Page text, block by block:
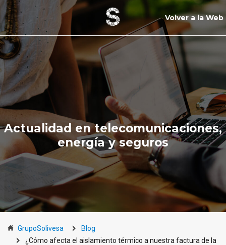
Volver a la Web
Actualidad en telecomunicaciones,
energía y seguros
GrupoSolivesa
Blog
¿Cómo afecta el aislamiento térmico a nuestra factura de la